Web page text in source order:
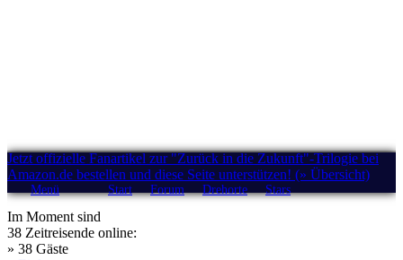
Jetzt offizielle Fanartikel zur "Zurück in die Zukunft"-Trilogie bei
Amazon.de bestellen und diese Seite unterstützen! (» Übersicht)
Menü Start Forum Drehorte Stars
Im Moment sind
38 Zeitreisende online:
» 38 Gäste